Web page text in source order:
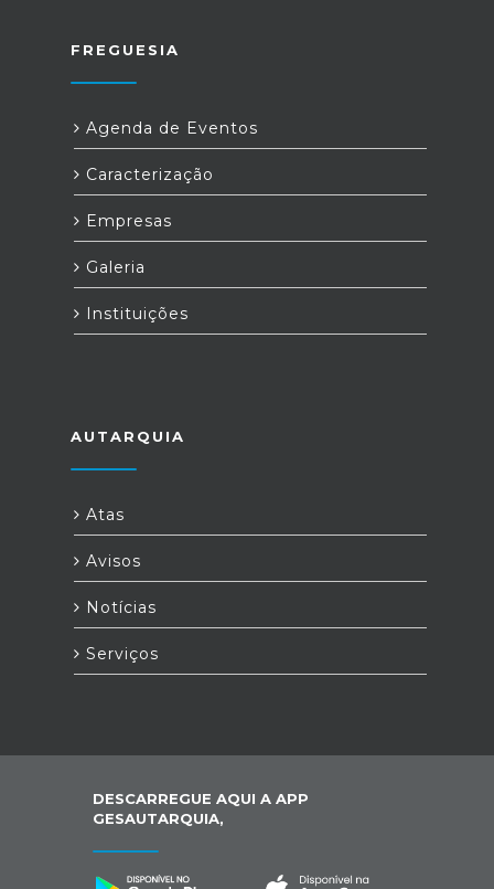
FREGUESIA
Agenda de Eventos
Caracterização
Empresas
Galeria
Instituições
AUTARQUIA
Atas
Avisos
Notícias
Serviços
DESCARREGUE AQUI A APP
GESAUTARQUIA,